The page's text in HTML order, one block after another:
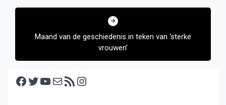
Maand van de geschiedenis in teken van ‘sterke
vrouwen’
Facebook Twitter YouTube E-mail RSS feed